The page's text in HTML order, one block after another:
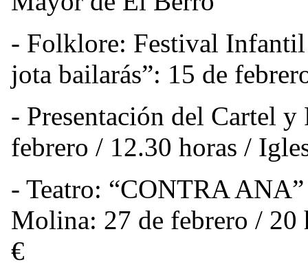
- Folklore: Festival
jota bailarás”: 15 de
- Presentación del Cartel
febrero / 12.30 horas /
- Teatro: “CONTRA
Molina: 27 de febrero / 20
€